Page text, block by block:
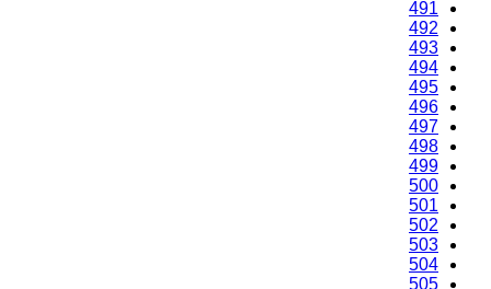
491
492
493
494
495
496
497
498
499
500
501
502
503
504
505